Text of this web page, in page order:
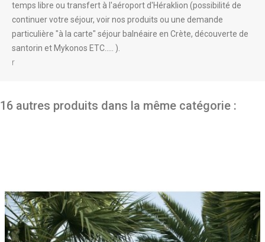
temps libre ou transfert à l'aéroport d'Héraklion (possibilité de
continuer votre séjour, voir nos produits ou une demande
particulière "à la carte" séjour balnéaire en Crète, découverte de
santorin et Mykonos ETC..... ).
r
16 autres produits dans la même catégorie :